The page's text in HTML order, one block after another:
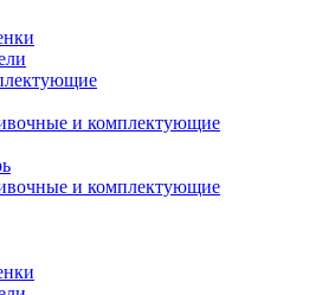
и комплектующие
и комплектующие